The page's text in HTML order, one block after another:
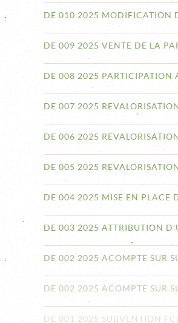
DE 010 2025 MODIFICATION
DE 009 2025 VENTE DE LA
DE 008 2025 PARTICIPATION
DE 007 2025
DE 006 2025
DE 005 2025
DE 004 2025 MISE EN PLACE
DE 003 2025 ATTRIBUTION
DE 002 2025 ACOMPTE SUR
DE 002 2025 ACOMPTE SUR
DE 001 2025 SUBVENTION